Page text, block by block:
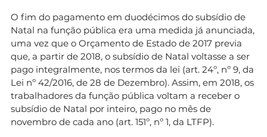
O fim do pagamento em duodécimos do subsídio de
Natal na função pública era uma medida já anunciada,
uma vez que o Orçamento de Estado de 2017 previa
que, a partir de 2018, o subsídio de Natal voltasse a ser
pago integralmente, nos termos da lei (art. 24º, nº 9, da
Lei nº 42/2016, de 28 de Dezembro). Assim, em 2018, os
trabalhadores da função pública voltam a receber o
subsídio de Natal por inteiro, pago no mês de
novembro de cada ano (art. 151º, nº 1, da LTFP).